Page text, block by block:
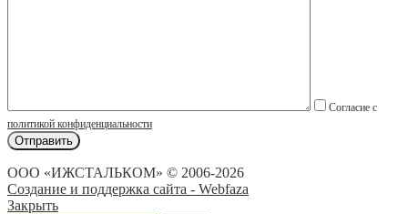
Согласие с
политикой конфиденциальности
ООО «ИЖСТАЛЬКОМ» © 2006-2026
Создание и поддержка сайта - Webfaza
Закрыть